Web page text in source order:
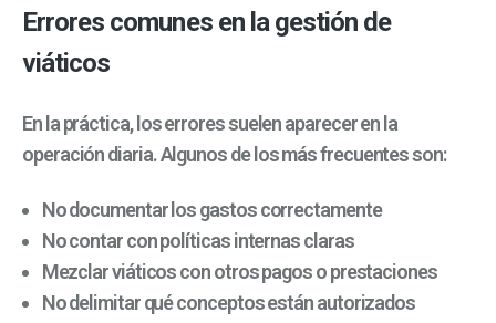
Errores comunes en la gestión de
viáticos
En la práctica, los errores suelen aparecer en la
operación diaria. Algunos de los más frecuentes son:
No documentar los gastos correctamente
No contar con políticas internas claras
Mezclar viáticos con otros pagos o prestaciones
No delimitar qué conceptos están autorizados